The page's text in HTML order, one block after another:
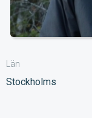
Län
Stockholms